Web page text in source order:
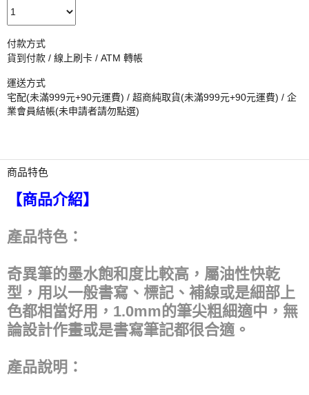
付款方式
貨到付款 / 線上刷卡 / ATM 轉帳
運送方式
宅配(未滿999元+90元運費) / 超商純取貨(未滿999元+90元運費) / 企
業會員結帳(未申請者請勿點選)
商品特色
【商品介紹】
產品特色：
奇異筆的墨水飽和度比較高，屬油性快乾
型，用以一般書寫、標記、補線或是細部上
色都相當好用，1.0mm的筆尖粗細適中，無
論設計作畫或是書寫筆記都很合適。
產品說明：